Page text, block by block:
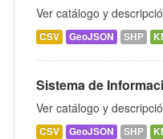
Ver catálogo y
CSV GeoJSON SHP
Sistema de
Ver catálogo y
CSV GeoJSON SHP